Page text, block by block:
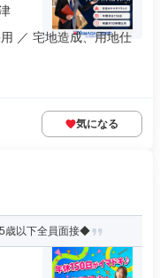
／ 宅地造成、用地仕
気になる
歳以下全員面接◆